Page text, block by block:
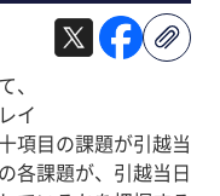
イ
項目の課題が引越当
各課題が、引越当日